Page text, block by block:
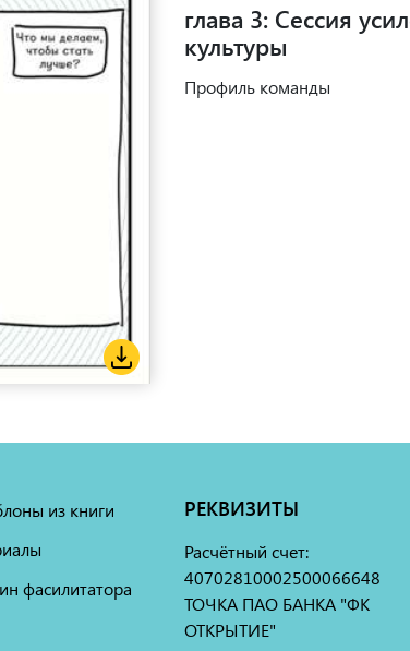
глава 3: Сессия
культуры
Профиль команды
из книги
фасилитатора
РЕКВИЗИТЫ
Расчётный счет:
40702810002500066648
ТОЧКА ПАО БАНКА "ФК
ОТКРЫТИЕ"